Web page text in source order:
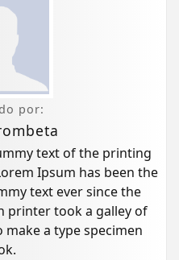
por:
text of the printing
Ipsum has been the
text ever since the
printer took a galley of
a type specimen